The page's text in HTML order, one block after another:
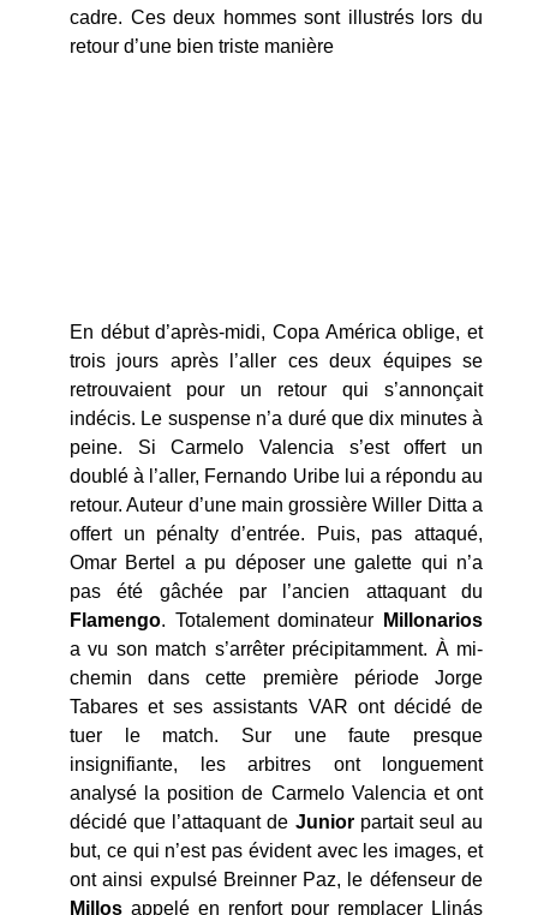
cadre. Ces deux hommes sont illustrés lors du
retour d’une bien triste manière
En début d’après-midi, Copa América oblige, et
trois jours après l’aller ces deux équipes se
retrouvaient pour un retour qui s’annonçait
indécis. Le suspense n’a duré que dix minutes à
peine. Si Carmelo Valencia s’est offert un
doublé à l’aller, Fernando Uribe lui a répondu au
retour. Auteur d’une main grossière Willer Ditta a
offert un pénalty d’entrée. Puis, pas attaqué,
Omar Bertel a pu déposer une galette qui n’a
pas été gâchée par l’ancien attaquant du
Flamengo. Totalement dominateur
Millonarios
a vu son match s’arrêter précipitamment. À mi-
chemin dans cette première période Jorge
Tabares et ses assistants VAR ont décidé de
tuer le match. Sur une faute presque
insignifiante, les arbitres ont longuement
analysé la position de Carmelo Valencia et ont
décidé que l’attaquant de Juniorpartait seul au
but, ce qui n’est pas évident avec les images, et
ont ainsi expulsé Breinner Paz, le défenseur de
Millos appelé en renfort pour remplacer Llinás